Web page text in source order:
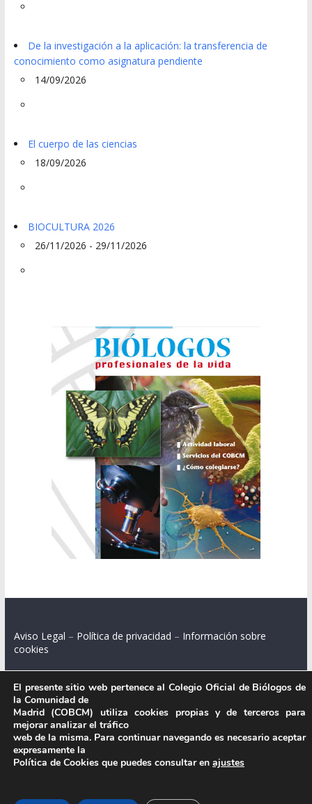
De la investigación a la aplicación: la transferencia de
conocimiento como asignatura pendiente
14/09/2026
El cuerpo de las ciencias
18/09/2026
BIOCULTURA 2026
26/11/2026 - 29/11/2026
Aviso Legal – Política de privacidad – Información sobre
cookies
Colegio Oficial de Biólogos de la Comunidad de Madrid.
C/ Santa Engracia 108, 2º int.izq. 28003 Madrid.
El presente sitio web pertenece al Colegio Oficial de Biólogos de
la Comunidad de
Madrid (COBCM) utiliza cookies propias y de terceros para
mejorar analizar el tráfico
web de la misma. Para continuar navegando es necesario aceptar
expresamente la
Política de Cookies que puedes consultar en ajustes